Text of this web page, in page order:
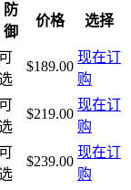
防
御
价格 选择
$189.00
现在订
购
$219.00
现在订
购
$239.00
现在订
购